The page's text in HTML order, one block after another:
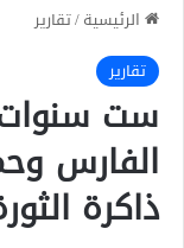
الرئيسية/تقارير
تقارير
ست سنوات
الفارس
ذاكرة